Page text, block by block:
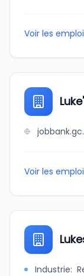
Voir les
Voir les
Industrie: